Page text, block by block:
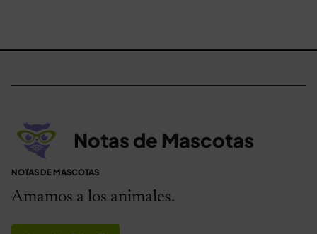
Notas de Mascotas
NOTAS DE MASCOTAS
Amamos a los animales.